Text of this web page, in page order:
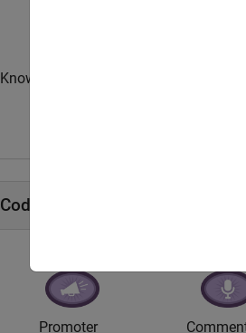
Knowledgeable Level 2
Cody Badges
Promoter